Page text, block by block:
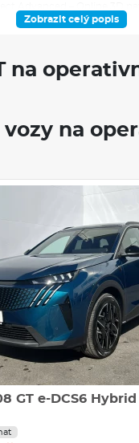
černá s výbrusem
pedály a opěrka nohy
Zobrazit celý popis
na
vozy na
GT e-DCS6